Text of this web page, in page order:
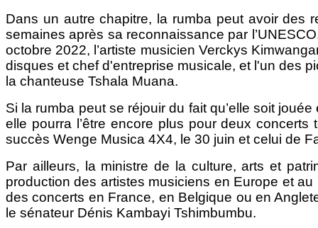
Dans un autre chapitre, la rumba peut avoir des
semaines après sa reconnaissance par
octobre 2022, l’artiste musicien Verckys
disques et chef d'entreprise musicale, et l'un des
la chanteuse Tshala Muana.
Si la rumba peut se réjouir du fait qu’elle soit
elle pourra l’être encore plus pour deux
succès Wenge Musica 4X4, le 30 juin et celui de
Par ailleurs, la ministre de la culture, arts et
production des artistes musiciens en Europe et
des concerts en France, en Belgique ou en
le sénateur Dénis Kambayi Tshimbumbu.